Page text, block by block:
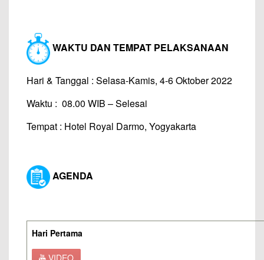
WAKTU DAN TEMPAT PELAKSANAAN
Hari & Tanggal : Selasa-Kamis, 4-6 Oktober 2022
Waktu : 08.00 WIB – Selesai
Tempat : Hotel Royal Darmo, Yogyakarta
AGENDA
Hari Pertama
VIDEO